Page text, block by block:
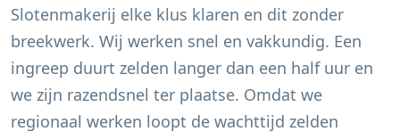
Slotenmakerij elke klus klaren en dit zonder
breekwerk. Wij werken snel en vakkundig. Een
ingreep duurt zelden langer dan een half uur en
we zijn razendsnel ter plaatse. Omdat we
regionaal werken loopt de wachttijd zelden